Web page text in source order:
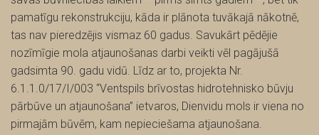
pamatīgu rekonstrukciju, kāda ir plānota tuvākajā nākotnē,
tas nav pieredzējis vismaz 60 gadus. Savukārt pēdējie
nozīmīgie mola atjaunošanas darbi veikti vēl pagājušā
gadsimta 90. gadu vidū. Līdz ar to, projekta Nr.
6.1.1.0/17/I/003 “Ventspils brīvostas hidrotehnisko būvju
pārbūve un atjaunošana” ietvaros, Dienvidu mols ir viena no
pirmajām būvēm, kam nepieciešama atjaunošana.